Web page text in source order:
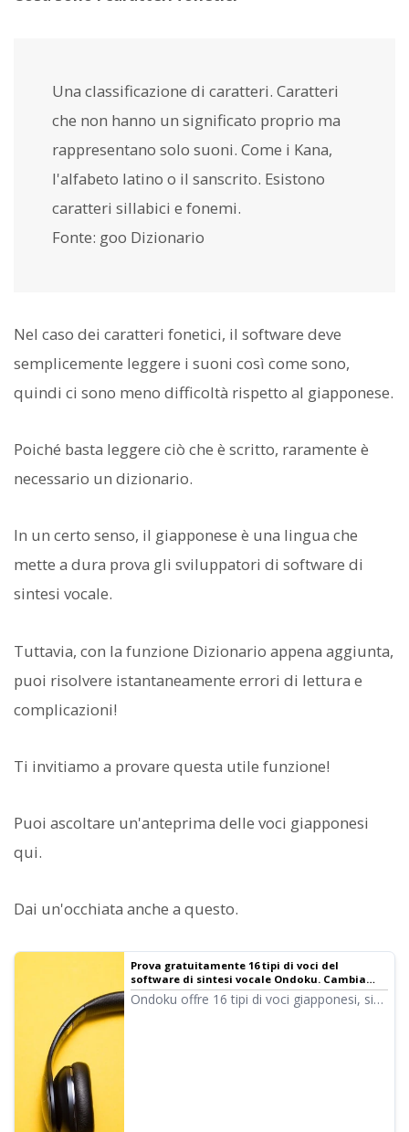
Una classificazione di caratteri. Caratteri
che non hanno un significato proprio ma
rappresentano solo suoni. Come i Kana,
l'alfabeto latino o il sanscrito. Esistono
caratteri sillabici e fonemi.
Fonte: goo Dizionario
Nel caso dei caratteri fonetici, il software deve
semplicemente leggere i suoni così come sono,
quindi ci sono meno difficoltà rispetto al giapponese.
Poiché basta leggere ciò che è scritto, raramente è
necessario un dizionario.
In un certo senso, il giapponese è una lingua che
mette a dura prova gli sviluppatori di software di
sintesi vocale.
Tuttavia, con la funzione Dizionario appena aggiunta,
puoi risolvere istantaneamente errori di lettura e
complicazioni!
Ti invitiamo a provare questa utile funzione!
Puoi ascoltare un'anteprima delle voci giapponesi
qui.
Dai un'occhiata anche a questo.
Prova gratuitamente 16 tipi di voci del
software di sintesi vocale Ondoku. Cambia
l'impressione con variazioni di tono
Ondoku offre 16 tipi di voci giapponesi, sia